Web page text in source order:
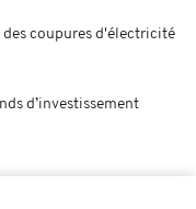
des coupures d'électricité
d’investissement